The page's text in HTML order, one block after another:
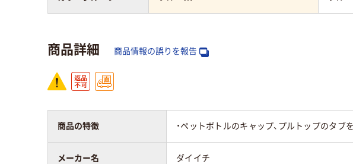
商品詳細 商品情報の誤りを報告
商品の特徴 ・ペットボトルのキャップ、プルトップの
メーカー名 ダイイチ